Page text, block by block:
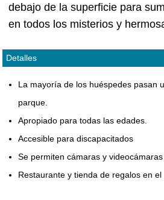
debajo de la superficie para
en todos los misterios y
Detalles
La mayoría de los huéspedes pasan
parque.
Apropiado para todas las edades.
Accesible para discapacitados
Se permiten cámaras y videocámaras
Restaurante y tienda de regalos en el